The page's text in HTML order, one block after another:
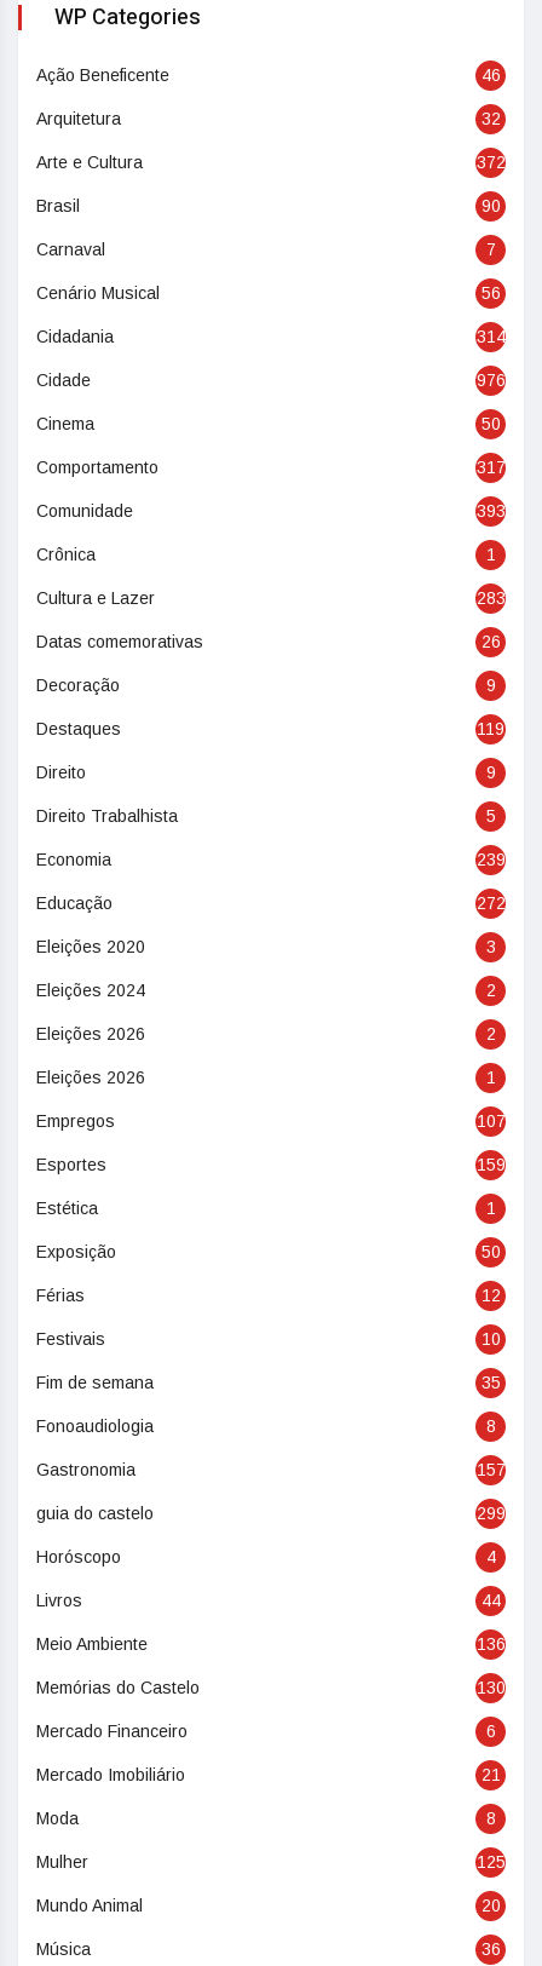
WP Categories
Ação Beneficente 46
Arquitetura 32
Arte e Cultura 372
Brasil 90
Carnaval 7
Cenário Musical 56
Cidadania 314
Cidade 976
Cinema 50
Comportamento 317
Comunidade 393
Crônica 1
Cultura e Lazer 283
Datas comemorativas 26
Decoração 9
Destaques 119
Direito 9
Direito Trabalhista 5
Economia 239
Educação 272
Eleições 2020 3
Eleições 2024 2
Eleições 2026 2
Eleições 2026 1
Empregos 107
Esportes 159
Estética 1
Exposição 50
Férias 12
Festivais 10
Fim de semana 35
Fonoaudiologia 8
Gastronomia 157
guia do castelo 299
Horóscopo 4
Livros 44
Meio Ambiente 136
Memórias do Castelo 130
Mercado Financeiro 6
Mercado Imobiliário 21
Moda 8
Mulher 125
Mundo Animal 20
Música 36